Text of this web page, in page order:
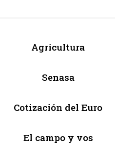
Agricultura
Senasa
Cotización del Euro
El campo y vos